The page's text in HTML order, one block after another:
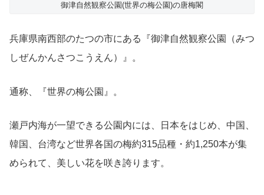
御津自然観察公園(世界の梅公園)の唐梅閣
兵庫県南西部のたつの市にある『御津自然観察公園（みつ
しぜんかんさつこうえん）』。
通称、『世界の梅公園』。
瀬戸内海が一望できる公園内には、日本をはじめ、中国、
韓国、台湾など世界各国の梅約315品種・約1,250本が集
められて、美しい花を咲き誇ります。